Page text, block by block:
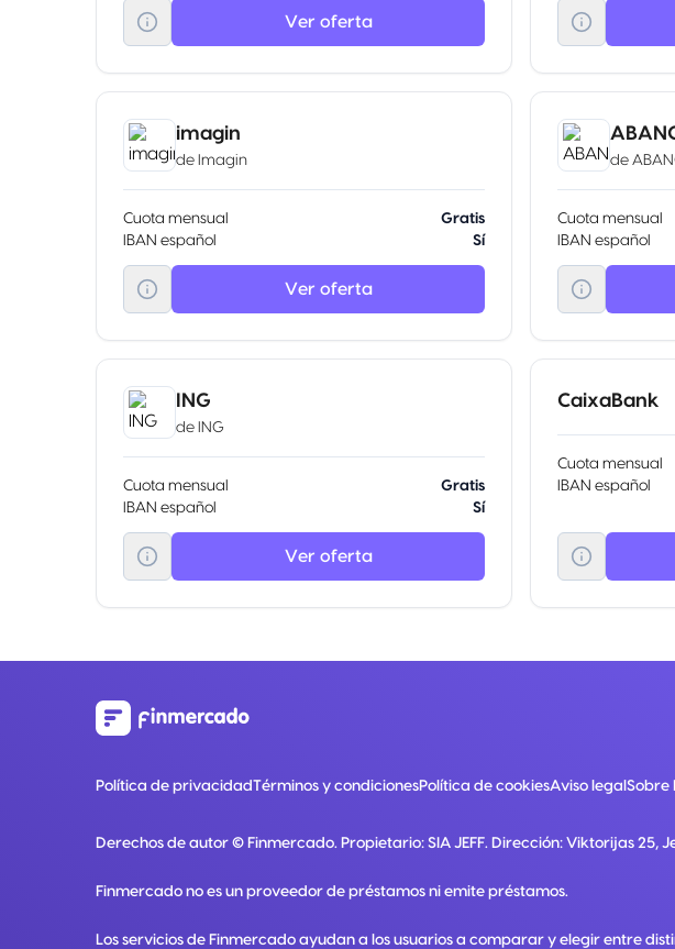
Ver oferta
imagin
de Imagin
Cuota mensual
Gratis
IBAN español
Sí
Ver oferta
de
Cuota mensual
IBAN español
ING
de ING
Cuota mensual
Gratis
IBAN español
Sí
Ver oferta
CaixaBank
Cuota mensual
IBAN español
Política de privacidadTérminos y condicionesPolítica de cookiesAviso legal Sobre
Derechos de autor © Finmercado. Propietario: SIA JEFF. Dirección: Viktorijas 25,
Finmercado no es un proveedor de préstamos ni emite préstamos.
Los servicios de Finmercado ayudan a los usuarios a comparar y elegir entre